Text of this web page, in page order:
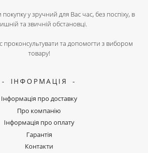
у зручний для Вас час, без поспіху, в
та звичній обстановці.
проконсультувати та допомогти з вибором
товару!
ІНФОРМАЦІЯ
Інформація про доставку
Про компанію
Інформація про оплату
Гарантія
Контакти